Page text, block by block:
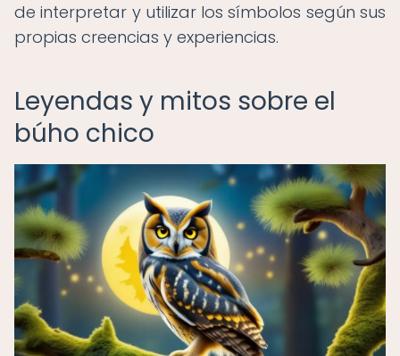
de interpretar y utilizar los símbolos según sus
propias creencias y experiencias.
Leyendas y mitos sobre el
búho chico